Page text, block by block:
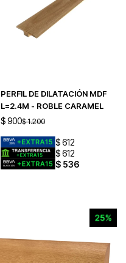
PERFIL DE DILATACIÓN MDF
L=2.4M - ROBLE CARAMEL
$ 900$ 1.200
$ 612
$ 612
$ 536